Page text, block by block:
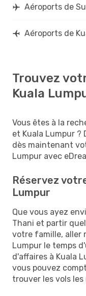
Aéroports de
Aéroports de
Trouvez
Kuala
Vous êtes à la
et Kuala Lumpur ?
dès maintenant
Lumpur avec
Réservez
Lumpur
Que vous ayez
Thani et partir
votre famille, aller
Lumpur le temps
d'affaires à Kuala
vous pouvez
trouver les vols les